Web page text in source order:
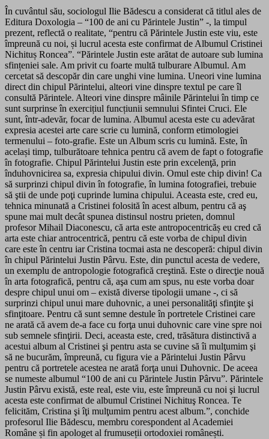
În cuvântul său, sociologul Ilie Bădescu a considerat că titlul ales de
Editura Doxologia – “100 de ani cu Părintele Justin” -, la timpul
prezent, reflectă o realitate, “pentru că Părintele Justin este viu, este
împreună cu noi, și lucrul acesta este confirmat de Albumul Cristinei
Nichituș Roncea”. “Părintele Justin este arătat de autoare sub lumina
sfințeniei sale. Am privit cu foarte multă tulburare Albumul. Am
cercetat să descopăr din care unghi vine lumina. Uneori vine lumina
direct din chipul Părintelui, alteori vine dinspre textul pe care îl
consultă Părintele. Alteori vine dinspre mâinile Părintelui în timp ce
sunt surprinse în exercițiul funcțiunii semnului Sfintei Cruci. Ele
sunt, într-adevăr, focar de lumina. Albumul acesta este cu adevărat
expresia acestei arte care scrie cu lumină, conform etimologiei
termenului – foto-grafie. Este un Album scris cu lumină. Este, în
același timp, tulburătoare tehnica pentru că avem de fapt o fotografie
în fotografie. Chipul Părintelui Justin este prin excelenţă, prin
înduhovnicirea sa, expresia chipului divin. Omul este chip divin! Ca
să surprinzi chipul divin în fotografie, în lumina fotografiei, trebuie
să ştii de unde poţi cuprinde lumina chipului. Aceasta este, cred eu,
tehnica minunată a Cristinei folosită în acest album, pentru că aş
spune mai mult decât spunea distinsul nostru prieten, domnul
profesor Mihail Diaconescu, că arta este antropocentricăș eu cred că
arta este chiar antrocentrică, pentru că este vorba de chipul divin
care este în centru iar Cristina tocmai asta ne descoperă: chipul divin
în chipul Părintelui Justin Pârvu. Este, din punctul acesta de vedere,
un exemplu de antropologie fotografică creştină. Este o direcţie nouă
în arta fotografică, pentru că, aşa cum am spus, nu este vorba doar
despre chipul unui om – există diverse tipologii umane -, ci să
surprinzi chipul unui mare duhovnic, a unei personalităţi sfinţite şi
sfinţitoare. Pentru că sunt semne destule în portretele Cristinei care
ne arată că avem de-a face cu forţa unui duhovnic care vine spre noi
sub semnele sfinţirii. Deci, aceasta este, cred, trăsătura distinctivă a
acestui album al Cristinei şi pentru asta se cuvine să îi mulţumim şi
să ne bucurăm, împreună, cu figura vie a Părintelui Justin Pârvu
pentru că portretele acestea ne arată forţa unui Duhovnic. De aceea
se numeste albumul “100 de ani cu Părintele Justin Pârvu”. Părintele
Justin Pârvu există, este real, este viu, este împreună cu noi şi lucrul
acesta este confirmat de albumul Cristinei Nichituş Roncea. Te
felicităm, Cristina şi îţi mulţumim pentru acest album.”, conchide
profesorul Ilie Bădescu, membru corespondent al Academiei
Române și fin apologet al frumuseții ortodoxiei românești.